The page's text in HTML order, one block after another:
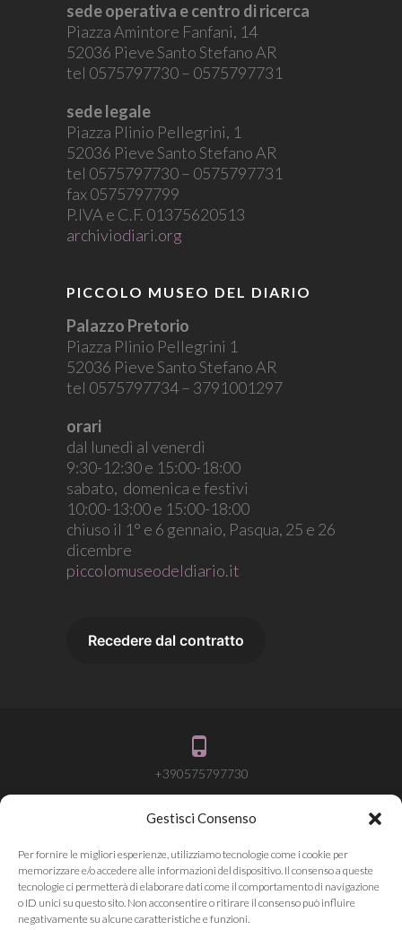
Gestisci Consenso
Per fornire le migliori esperienze, utilizziamo tecnologie come i cookie per
memorizzare e/o accedere alle informazioni del dispositivo. Il consenso a queste
tecnologie ci permetterà di elaborare dati come il comportamento di navigazione
o ID unici su questo sito. Non acconsentire o ritirare il consenso può influire
negativamente su alcune caratteristiche e funzioni.
sede operativa e centro di ricerca
Piazza Amintore Fanfani, 14
52036 Pieve Santo Stefano AR
tel 0575797730 – 0575797731
sede legale
Piazza Plinio Pellegrini, 1
52036 Pieve Santo Stefano AR
tel 0575797730 – 0575797731
fax 0575797799
P.IVA e C.F. 01375620513
archiviodiari.org
PICCOLO MUSEO DEL DIARIO
Palazzo Pretorio
Piazza Plinio Pellegrini 1
52036 Pieve Santo Stefano AR
tel 0575797734 – 3791001297
orari
dal lunedì al venerdì
9:30-12:30 e 15:00-18:00
sabato, domenica e festivi
10:00-13:00 e 15:00-18:00
chiuso il 1° e 6 gennaio, Pasqua, 25 e 26
dicembre
piccolomuseodeldiario.it
+390575797730
Pieve Santo Stefano AR